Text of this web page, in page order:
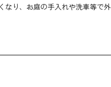
なり、お庭の手入れや洗車等で